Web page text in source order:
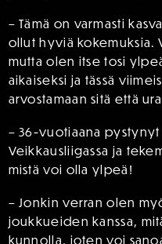
– Tämä on varmasti
ollut hyviä kokemuksia.
mutta olen itse tosi
aikaiseksi ja tässä
arvostamaan sitä että
– 36-vuotiaana
Veikkausliigassa ja
mistä voi olla ylpeä!
– Jonkin verran olen
joukkueiden kanssa,
kunnolla, joten voi